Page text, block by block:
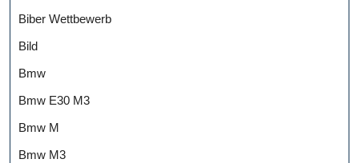
Biber Wettbewerb
Bild
Bmw
Bmw E30 M3
Bmw M
Bmw M3